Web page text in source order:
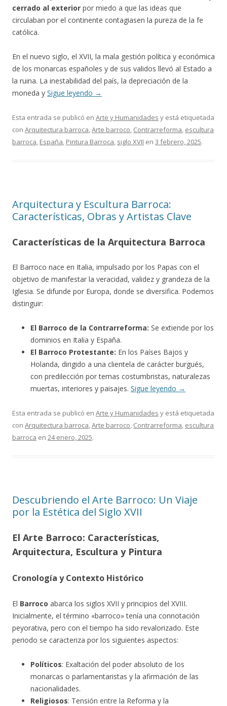
cerrado al exterior por miedo a que las ideas que
circulaban por el continente contagiasen la pureza de la fe
católica.
En el nuevo siglo, el XVII, la mala gestión política y económica
de los monarcas españoles y de sus validos llevó al Estado a
la ruina. La inestabilidad del país, la depreciación de la
moneda y Sigue leyendo →
Esta entrada se publicó en Arte y Humanidades y está etiquetada
con Arquitectura barroca,Arte barroco, Contrarreforma, escultura
barroca, España, Pintura Barroca, siglo XVII en 3 febrero, 2025.
Arquitectura y Escultura Barroca:
Características, Obras y Artistas Clave
Características de la Arquitectura Barroca
El Barroco nace en Italia, impulsado por los Papas con el
objetivo de manifestar la veracidad, validez y grandeza de la
Iglesia. Se difunde por Europa, donde se diversifica. Podemos
distinguir:
El Barroco de la Contrarreforma: Se extiende por los
dominios en Italia y España.
El Barroco Protestante: En los Países Bajos y
Holanda, dirigido a una clientela de carácter burgués,
con predilección por temas costumbristas, naturalezas
muertas, interiores y paisajes. Sigue leyendo →
Esta entrada se publicó en Arte y Humanidades y está etiquetada
con Arquitectura barroca,Arte barroco, Contrarreforma, escultura
barroca en 24 enero, 2025.
Descubriendo el Arte Barroco: Un Viaje
por la Estética del Siglo XVII
El Arte Barroco: Características,
Arquitectura, Escultura y Pintura
Cronología y Contexto Histórico
El Barroco abarca los siglos XVII y principios del XVIII.
Inicialmente, el término «barroco» tenía una connotación
peyorativa, pero con el tiempo ha sido revalorizado. Este
periodo se caracteriza por los siguientes aspectos:
Políticos: Exaltación del poder absoluto de los
monarcas o parlamentaristas y la afirmación de las
nacionalidades.
Religiosos: Tensión entre la Reforma y la